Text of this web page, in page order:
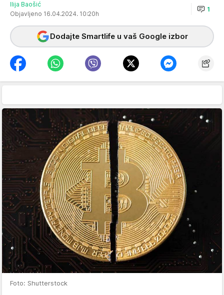
Ilija Baošić
Objavljeno 16.04.2024. 10:20h
1
Dodajte Smartlife u vaš Google izbor
Foto: Shutterstock